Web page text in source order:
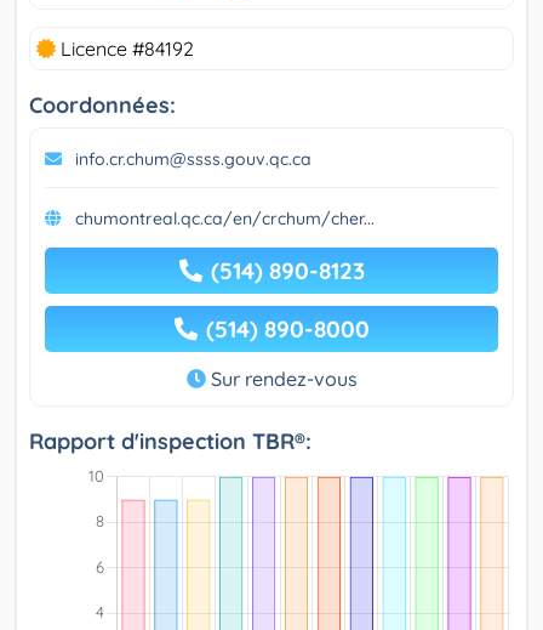
Licence #84192
Coordonnées:
info.cr.chum@ssss.gouv.qc.ca
chumontreal.qc.ca/en/crchum/cher...
(514) 890-8123
(514) 890-8000
Sur rendez-vous
Rapport d'inspection TBR®: